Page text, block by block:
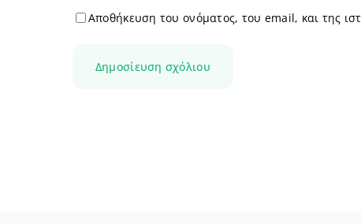
Αποθήκευση του ονόματος, του email, και της